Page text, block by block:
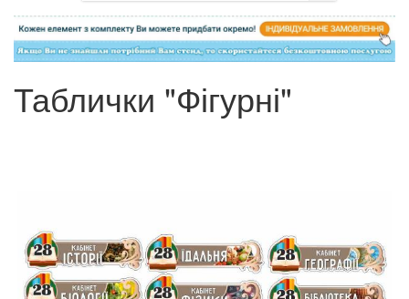
Таблички "Фігурні"